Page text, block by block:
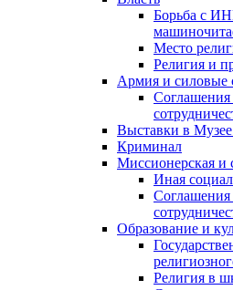
Борьба с
Место
Религия и
Армия и силовые
Соглашения
Выставки в
Криминал
Миссионерская и
Иная
Образование и
Религия в